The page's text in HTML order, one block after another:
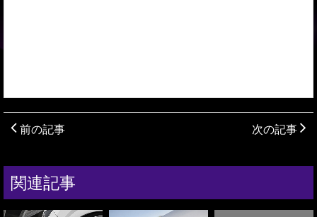
前の記事 次の記事
関連記事